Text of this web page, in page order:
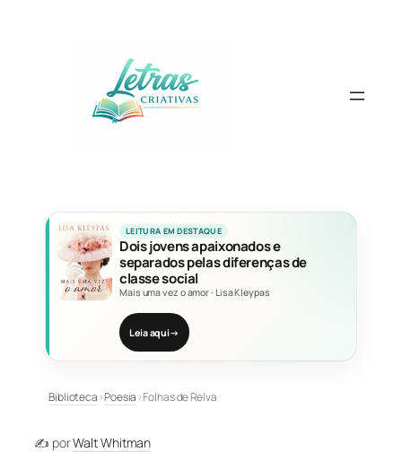
LEITURA EM DESTAQUE
Dois jovens apaixonados e
separados pelas diferenças de
classe social
Mais uma vez o amor· Lisa Kleypas
Leia aqui→
Biblioteca›Poesia›Folhas de Relva
✍️ porWalt Whitman